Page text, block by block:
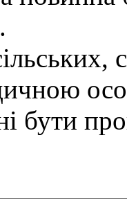
бути